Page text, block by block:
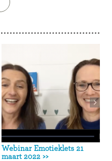
Webinar Emotieklets 21
maart 2022 >>